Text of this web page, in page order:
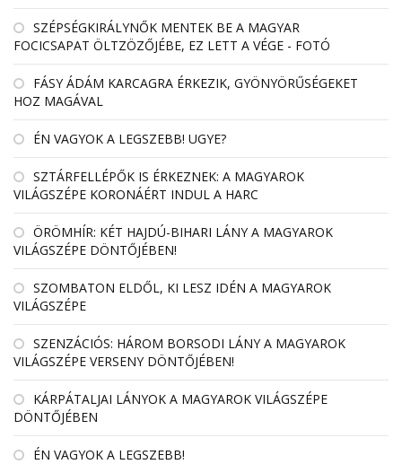
SZÉPSÉGKIRÁLYNŐK MENTEK BE A MAGYAR
FOCICSAPAT ÖLTZÖZŐJÉBE, EZ LETT A VÉGE - FOTÓ
FÁSY ÁDÁM KARCAGRA ÉRKEZIK, GYÖNYÖRŰSÉGEKET
HOZ MAGÁVAL
ÉN VAGYOK A LEGSZEBB! UGYE?
SZTÁRFELLÉPŐK IS ÉRKEZNEK: A MAGYAROK
VILÁGSZÉPE KORONÁÉRT INDUL A HARC
ÖRÖMHÍR: KÉT HAJDÚ-BIHARI LÁNY A MAGYAROK
VILÁGSZÉPE DÖNTŐJÉBEN!
SZOMBATON ELDŐL, KI LESZ IDÉN A MAGYAROK
VILÁGSZÉPE
SZENZÁCIÓS: HÁROM BORSODI LÁNY A MAGYAROK
VILÁGSZÉPE VERSENY DÖNTŐJÉBEN!
KÁRPÁTALJAI LÁNYOK A MAGYAROK VILÁGSZÉPE
DÖNTŐJÉBEN
ÉN VAGYOK A LEGSZEBB!